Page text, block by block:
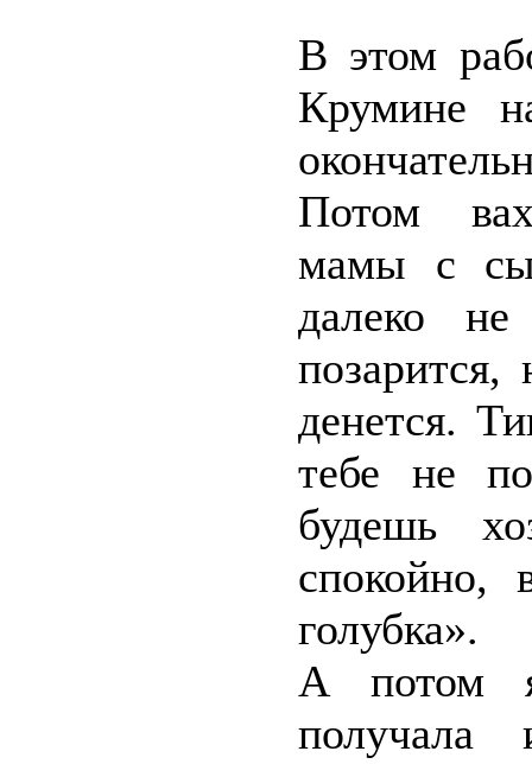
В этом
Крумине
Потом
мамы с
далеко
денется.
тебе не
будешь
спокойно,
голубка».
А потом